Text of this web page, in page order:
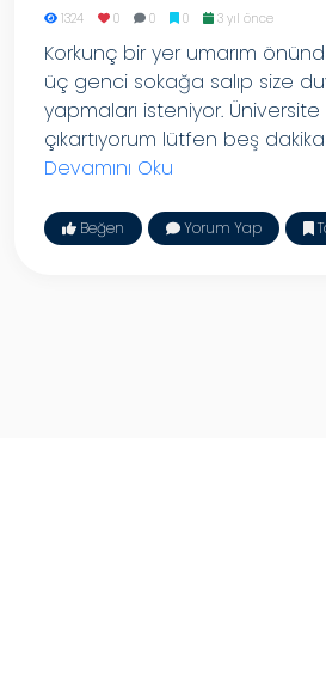
1324 0 0 0 3 yıl önce
Korkunç bir yer umarım
üç genci sokağa salıp size
yapmaları isteniyor. Üniversite
çıkartıyorum lütfen beş
Devamını Oku
Beğen Yorum Yap